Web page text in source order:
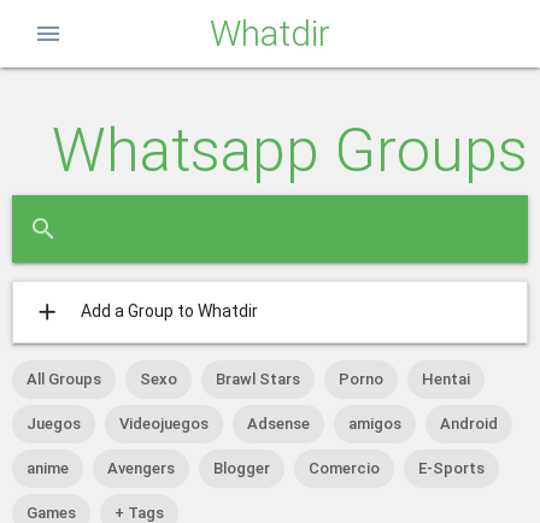
Whatdir
menu
Whatsapp Groups
search
add Add a Group to Whatdir
All Groups Sexo Brawl Stars Porno Hentai
Juegos Videojuegos Adsense amigos Android
anime Avengers Blogger Comercio E-Sports
Games + Tags